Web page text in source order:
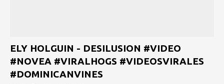
ELY HOLGUIN - DESILUSION #VIDEO
#NOVEA #VIRALHOGS #VIDEOSVIRALES
#DOMINICANVINES